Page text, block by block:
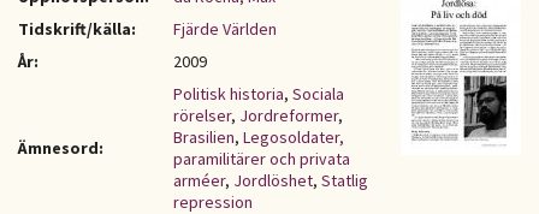
Tidskrift/källa:
Fjärde Världen
År:
2009
Ämnesord:
Politisk historia, Sociala
rörelser, Jordreformer,
Brasilien, Legosoldater,
paramilitärer och privata
arméer, Jordlöshet, Statlig
repression